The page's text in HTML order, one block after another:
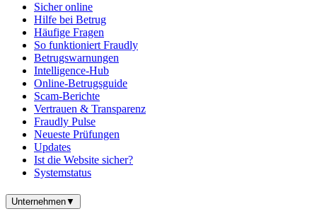
Sicher online
Hilfe bei Betrug
Häufige Fragen
So funktioniert Fraudly
Betrugswarnungen
Intelligence-Hub
Online-Betrugsguide
Scam-Berichte
Vertrauen & Transparenz
Fraudly Pulse
Neueste Prüfungen
Updates
Ist die Website sicher?
Systemstatus
Unternehmen▼